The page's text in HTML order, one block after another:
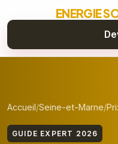
ENERGIE
Accueil Seine-et-Marne
GUIDE EXPERT 2026